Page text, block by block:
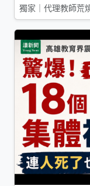
獨家｜代理教師荒